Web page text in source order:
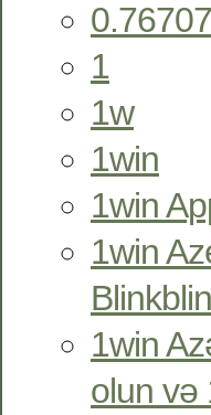
1
1w
1win
1win
1win
1win
olun və